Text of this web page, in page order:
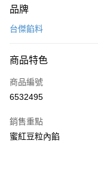
信用卡一次付款
Apple Pay
悠遊付
全盈+PAY
品牌
台傑餡料
商品特色
商品編號
6532495
銷售重點
蜜紅豆粒內餡